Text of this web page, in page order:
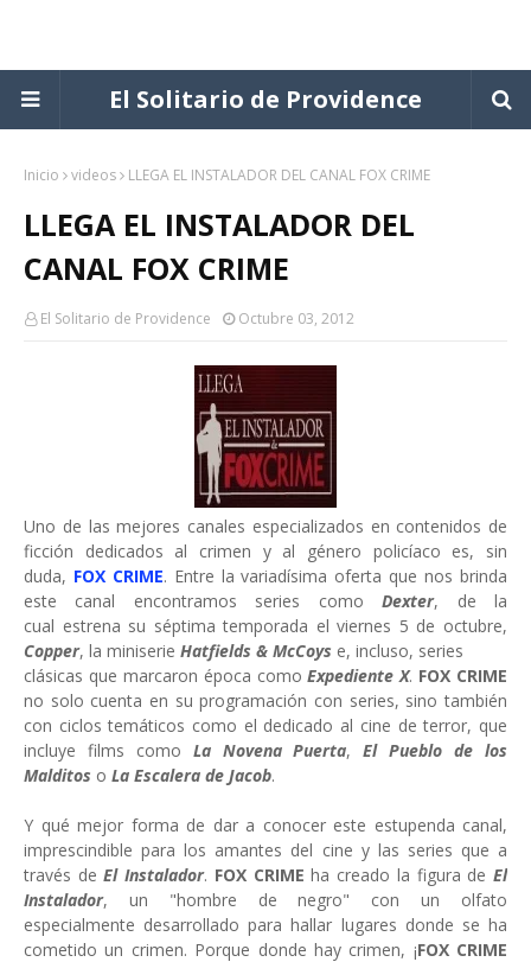
El Solitario de Providence
Inicio videos LLEGA EL INSTALADOR DEL CANAL FOX CRIME
LLEGA EL INSTALADOR DEL
CANAL FOX CRIME
El Solitario de Providence Octubre 03, 2012
Uno de las mejores canales especializados en contenidos de
ficción dedicados al crimen y al género policíaco es, sin
duda, FOX CRIME. Entre la variadísima oferta que nos brinda
este canal encontramos series comoDexter, de la
cual estrena su séptima temporada el viernes 5 de octubre,
Copper, la miniserie Hatfields & McCoys e, incluso, series
clásicas que marcaron época comoExpediente X. FOX CRIME
no solo cuenta en su programación con series, sino también
con ciclos temáticos como el dedicado al cine de terror, que
incluye films como La Novena Puerta,El Pueblo de los
Malditos o La Escalera de Jacob.
Y qué mejor forma de dar a conocer este estupenda canal,
imprescindible para los amantes del cine y las series que a
través deEl Instalador. FOX CRIME ha creado la figura deEl
Instalador, un "hombre de negro" con un olfato
especialmente desarrollado para hallar lugares donde se ha
cometido un crimen. Porque donde hay crimen, ¡FOX CRIME